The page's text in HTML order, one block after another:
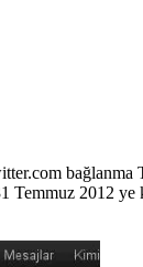
Temmuz 2012